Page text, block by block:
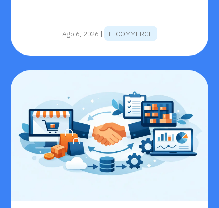
Ago 6, 2026 | E-COMMERCE